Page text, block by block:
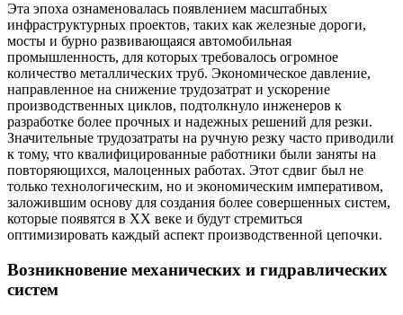
Эта эпоха ознаменовалась появлением масштабных
инфраструктурных проектов, таких как железные дороги,
мосты и бурно развивающаяся автомобильная
промышленность, для которых требовалось огромное
количество металлических труб. Экономическое давление,
направленное на снижение трудозатрат и ускорение
производственных циклов, подтолкнуло инженеров к
разработке более прочных и надежных решений для резки.
Значительные трудозатраты на ручную резку часто приводили
к тому, что квалифицированные работники были заняты на
повторяющихся, малоценных работах. Этот сдвиг был не
только технологическим, но и экономическим императивом,
заложившим основу для создания более совершенных систем,
которые появятся в XX веке и будут стремиться
оптимизировать каждый аспект производственной цепочки.
Возникновение механических и гидравлических
систем